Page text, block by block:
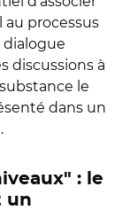
processus
discussions à
le
dans un
: le
un